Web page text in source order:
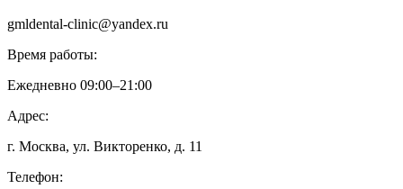
gmldental-clinic@yandex.ru
Время работы:
Ежедневно 09:00–21:00
Адрес:
г. Москва, ул. Викторенко, д. 11
Телефон: